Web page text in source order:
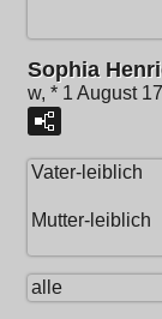
Sophia
w, * 1 August
Vater-leiblich
Mutter-leiblich
alle